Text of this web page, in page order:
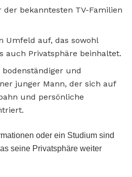
der bekanntesten TV-Familien
Umfeld auf, das sowohl
auch Privatsphäre beinhaltet.
und
junger Mann, der sich auf
und persönliche
oder ein Studium sind
seine Privatsphäre weiter